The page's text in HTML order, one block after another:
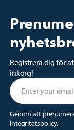
Registrera dig för
inkorg!
Genom att
integritetspolicy.